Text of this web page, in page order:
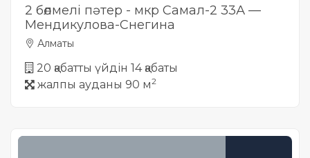
2 бөлмелі пәтер - мкр Самал-2 33А —
Мендикулова-Снегина
Алматы
20 қабатты үйдін 14 қабаты
жалпы ауданы 90 м2